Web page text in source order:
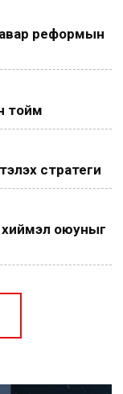
реформын
тойм
стратеги
оюуныг